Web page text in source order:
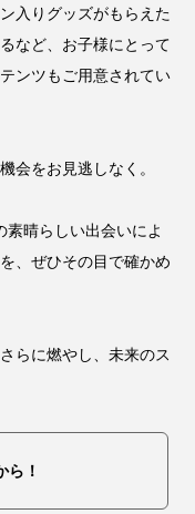
入りグッズがもらえた
など、お子様にとって
ンツもご用意されてい
会をお見逃しなく。
晴らしい出会いによ
、ぜひその目で確かめ
らに燃やし、未来のス
ら！